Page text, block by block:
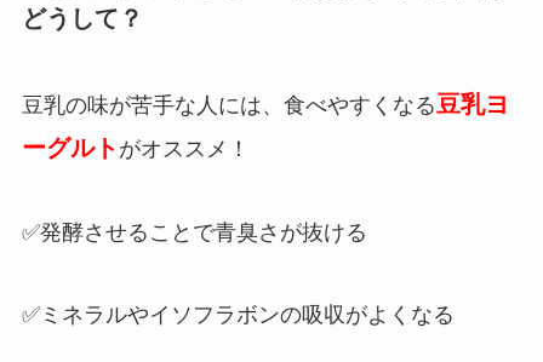
どうして？
豆乳の味が苦手な人には、食べやすくなる豆乳ヨ
ーグルト がオススメ！
✅発酵させることで青臭さが抜ける
✅ミネラルやイソフラボンの吸収がよくなる